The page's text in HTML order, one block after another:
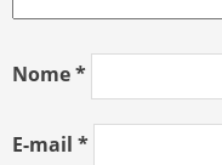
Nome*
E-mail *